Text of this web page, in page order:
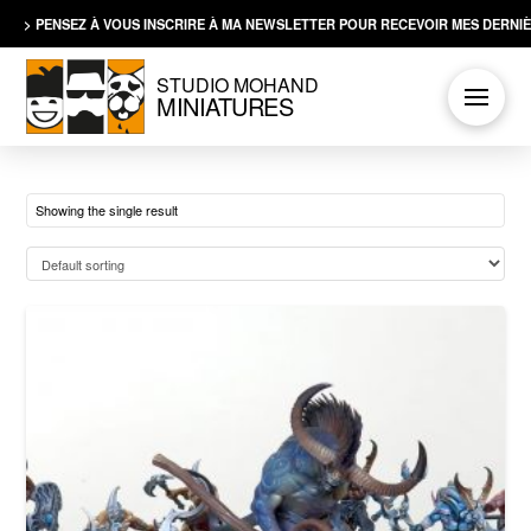
> PENSEZ À VOUS INSCRIRE À MA NEWSLETTER POUR RECEVOIR MES
STUDIO MOHAND
MINIATURES
Showing the single result